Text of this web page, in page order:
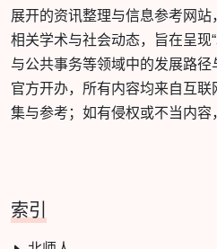
展开的资讯整理与信息参考网
相关学术与社会动态，旨在呈现
与公共事务等领域中的发展路
官方开办，所有内容均来自互
集与参考；如有侵权或不当内容
索引